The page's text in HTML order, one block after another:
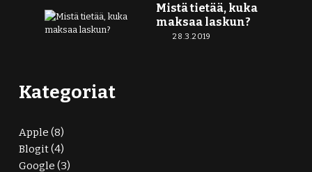
Mistä tietää, kuka
maksaa laskun?
28.3.2019
Kategoriat
Apple (8)
Blogit(4)
Google (3)